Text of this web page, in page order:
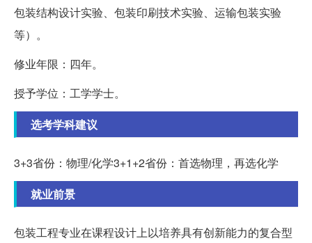
包装结构设计实验、包装印刷技术实验、运输包装实验
等）。
修业年限：四年。
授予学位：工学学士。
选考学科建议
3+3省份：物理/化学3+1+2省份：首选物理，再选化学
就业前景
包装工程专业在课程设计上以培养具有创新能力的复合型